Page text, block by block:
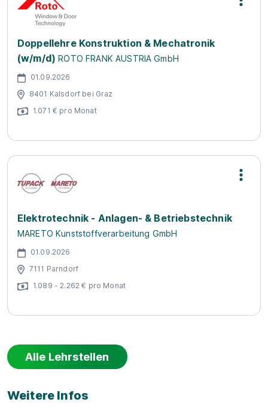
Doppellehre Konstruktion & Mechatronik
(w/m/d) ROTO FRANK AUSTRIA GmbH
01.09.2026
8401 Kalsdorf bei Graz
1.071 € pro Monat
Elektrotechnik - Anlagen- & Betriebstechnik
MARETO Kunststoffverarbeitung GmbH
01.09.2026
7111 Parndorf
1.089 - 2.262 € pro Monat
Alle Lehrstellen
Weitere Infos